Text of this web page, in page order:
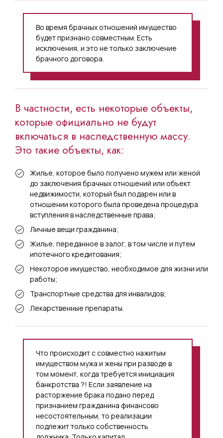
Во время брачных отношений имущество
будет признано совместным. Есть
исключения, и это не только заключение
брачного договора.
В частности, есть некоторые объекты,
которые официально не будут
включаться в наследственную массу.
Это такие объекты, как:
Жилье, которое было получено мужем или женой
до заключения брачных отношений или объект
недвижимости, который был подарен или в
отношении которого была проведена процедура
вступления в наследственные права;
Личные вещи гражданина;
Жилье, переданное в залог, в том числе и путем
ипотечного кредитования;
Некоторое имущество, необходимое для жизни или
работы;
Транспортные средства для инвалидов;
Лекарственные препараты.
Что происходит с совместно нажитым
имуществом мужа и жены при разводе в
том момент, когда требуется инициация
банкротства ?! Если заявление на
расторжение брака подано перед
признанием гражданина финансово
несостоятельным, то реализации
подлежит только собственность